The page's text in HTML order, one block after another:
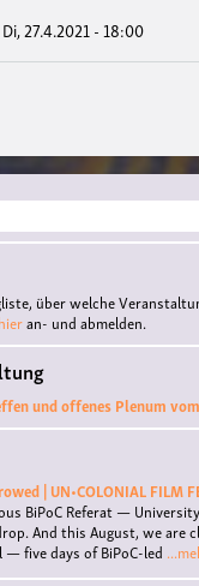
Di, 27.4.2021 - 18:00
über welche
hieran- und abmelden.
und offenes Plenum
| UN•COLONIAL FILM
BiPoC Referat —
And this August, we are
— five days of BiPoC-led